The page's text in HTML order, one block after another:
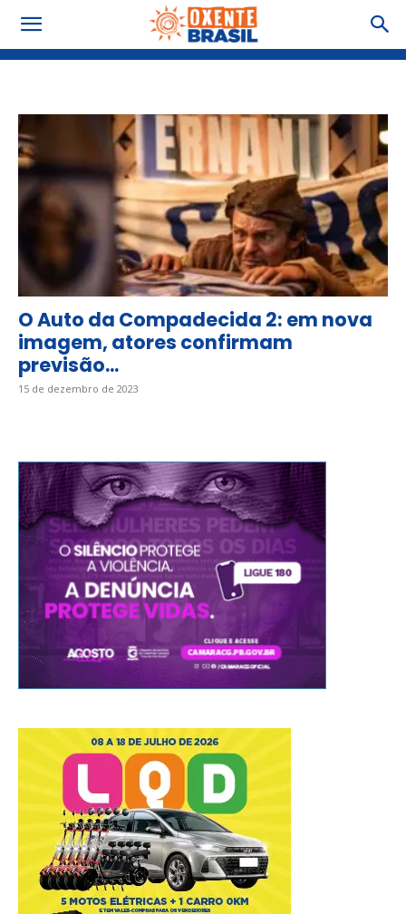
O Auto da Compadecida 2: em nova
imagem, atores confirmam
previsão...
15 de dezembro de 2023